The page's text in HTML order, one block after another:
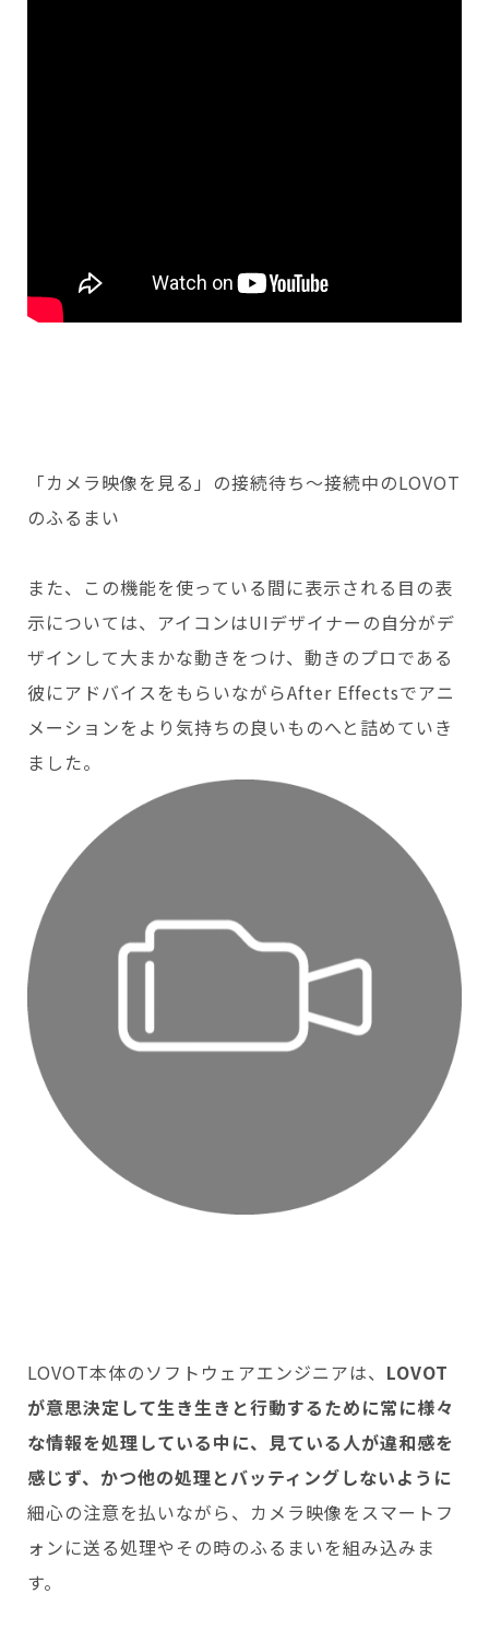
「カメラ映像を見る」の接続待ち〜接続中のLOVOT
のふるまい
また、この機能を使っている間に表示される目の表
示については、アイコンはUIデザイナーの自分がデ
ザインして大まかな動きをつけ、動きのプロである
彼にアドバイスをもらいながらAfter Effectsでアニ
メーションをより気持ちの良いものへと詰めていき
ました。
LOVOT本体のソフトウェアエンジニアは、 LOVOT
が意思決定して生き生きと行動するために常に様々
な情報を処理している中に、見ている人が違和感を
感じず、かつ他の処理とバッティングしないように
細心の注意を払いながら、カメラ映像をスマートフ
ォンに送る処理やその時のふるまいを組み込みま
す。